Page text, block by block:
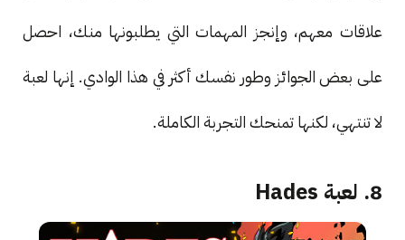
علاقات معهم، وإنجز المهمات التي يطلبونها منك، احصل
على بعض الجوائز وطور نفسك أكثر في هذا الوادي. إنها لعبة
لا تنتهي، لكنها تمنحك التجربة الكاملة.
8. لعبة Hades